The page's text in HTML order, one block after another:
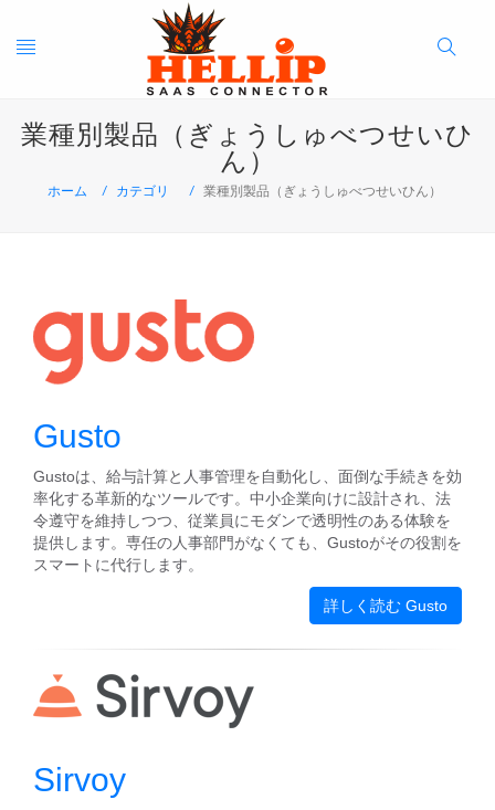
Toggle
navigation
Search
Button
業種別製品（ぎょうしゅべつせいひ
ん）
ホーム カテゴリ 業種別製品（ぎょうしゅべつせいひん）
Gusto
Gustoは、給与計算と人事管理を自動化し、面倒な手続きを効
率化する革新的なツールです。中小企業向けに設計され、法
令遵守を維持しつつ、従業員にモダンで透明性のある体験を
提供します。専任の人事部門がなくても、Gustoがその役割を
スマートに代行します。
詳しく読む Gusto
Sirvoy